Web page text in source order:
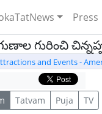
Press
గురించి
and Events -
Tatvam Puja TV